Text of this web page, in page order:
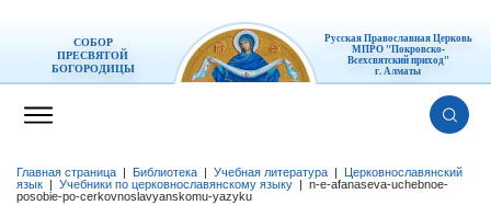
СОБОР
ПРЕСВЯТОЙ
БОГОРОДИЦЫ
Русская Православная Церковь
МПРО "Покровско-
Всехсвятский приход"
г. Алматы
Главная страница Библиотека Учебная литература
Церковнославянский
язык
Учебники по церковнославянскому языку
n-e-afanaseva-uchebnoe-
posobie-po-cerkovnoslavyanskomu-yazyku